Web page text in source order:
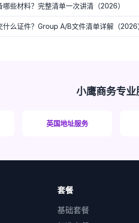
些材料？完整清单一次讲清（2026）
么证件？Group A/B文件清单详解（2026
小鹰商务专业
英国地址服务
套餐
基础套餐